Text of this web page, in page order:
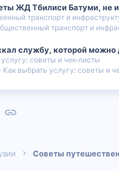
ЖД Тбилиси Батуми, не
транспорт и
транспорт и
службу, которой можно
советы и чек‑листы
Как выбрать услугу: советы и
почта
Советы